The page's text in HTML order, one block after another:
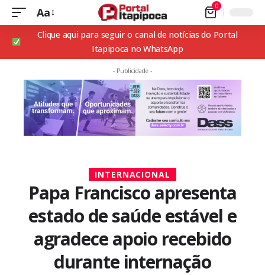
Aa 0
Clique aqui para seguir o canal de notícias do Portal
Itapipoca no WhatsApp
- Publicidade -
INTERNACIONAL
Papa Francisco apresenta
estado de saúde estável e
agradece apoio recebido
durante internação